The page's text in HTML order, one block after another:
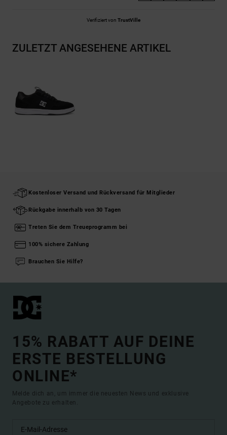
Verifiziert von TrustVille
ZULETZT ANGESEHENE ARTIKEL
Kostenloser Versand und Rückversand für Mitglieder
Rückgabe innerhalb von 30 Tagen
Treten Sie dem Treueprogramm bei
100% sichere Zahlung
Brauchen Sie Hilfe?
15% RABATT AUF DEINE
ERSTE BESTELLUNG
ONLINE*
Melde dich an, um immer die neuesten News und exklusive
Angebote zu erhalten.